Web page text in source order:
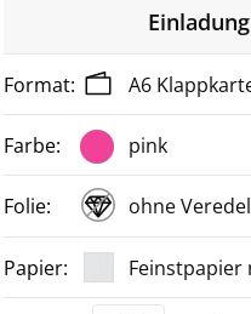
A6
pink
ohne
Feinstpapier